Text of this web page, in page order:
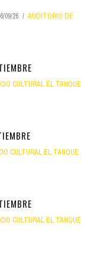
09/26
AUDITORIO DE
CULTURAL EL TANQUE
CULTURAL EL TANQUE
CULTURAL EL TANQUE